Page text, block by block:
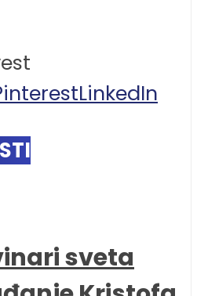
LinkedIn
sveta